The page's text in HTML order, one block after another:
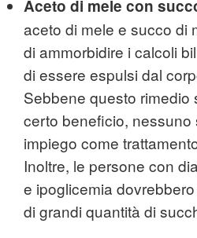
Aceto di mele con
aceto di mele e succo di
di ammorbidire i calcoli
di essere espulsi dal
Sebbene questo rimedio
certo beneficio,
impiego come
Inoltre, le persone con
e ipoglicemia
di grandi quantità di